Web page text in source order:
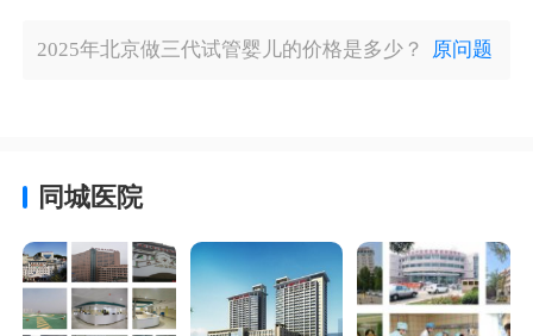
2025年北京做三代试管婴儿的价格是多少？ 原问题
同城医院